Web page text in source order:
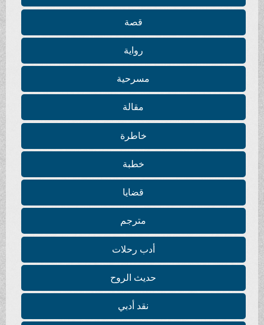
قصة
رواية
مسرحية
مقالة
خاطرة
خطبة
قضايا
مترجم
أدب رحلات
حديث الروح
نقد أدبي